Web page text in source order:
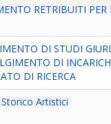
RETRIBUITI PER
DI STUDI
DI
DI RICERCA
Artistici